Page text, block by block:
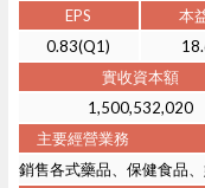
EPS
本
0.83(Q1)
實收資本額
1,500,532,020
主要經營業務
銷售各式藥品、保健食品